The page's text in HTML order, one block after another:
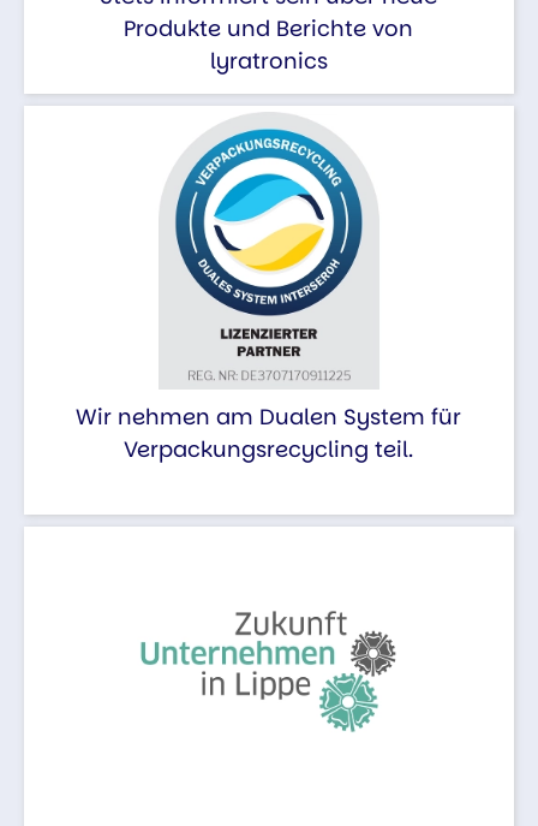
Produkte und Berichte von
lyratronics
Wir nehmen am Dualen System für
Verpackungsrecycling teil.